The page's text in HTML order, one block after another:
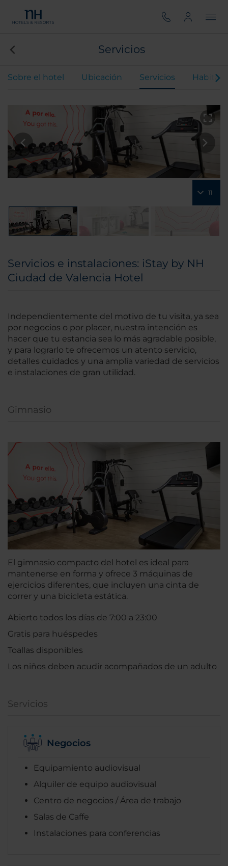
Servicios
Sobre el hotel Ubicación Servicios
11
Servicios e instalaciones: iStay by NH
Ciudad de Valencia Hotel
Independientemente del motivo de tu visita, ya sea
por negocios o por placer, nuestra intención es
hacer que tu estancia sea lo más agradable posible,
y para lograrlo te ofrecemos un atento servicio,
detalles cuidados y una amplia variedad de servicios
e instalaciones de gran utilidad.
Gimnasio
El gimnasio compacto del hotel es ideal para
mantenerse en forma y ofrece 3 máquinas de
ejercicios diferentes, que incluyen una cinta de
correr y una bicicleta estática.
Abierto todos los días de 7:00 a 23:00
Gratis para huéspedes
Toallas disponibles
Los niños deben acudir acompañados de un adulto
Servicios
Negocios
Equipamiento audiovisual
Alquiler de equipo audiovisual
Centro de negocios / Área de trabajo
Salas de Caffe
Instalaciones para conferencias